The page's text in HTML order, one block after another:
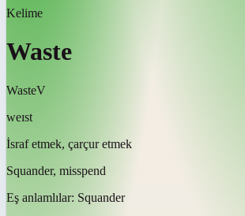
Kelime
Waste
WasteV
weɪst
İsraf etmek, çarçur etmek
Squander, misspend
Eş anlamlılar: Squander